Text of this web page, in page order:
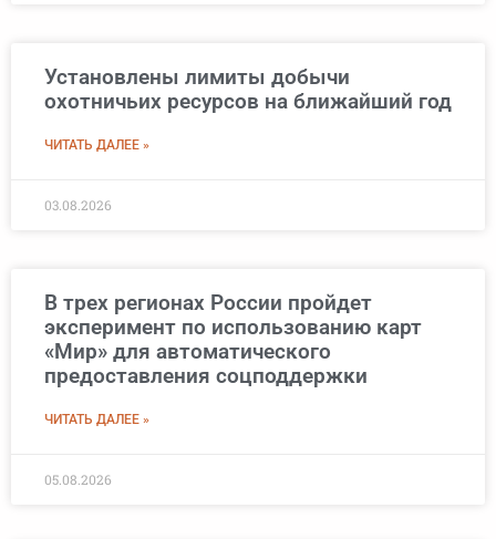
Установлены лимиты добычи
охотничьих ресурсов на ближайший год
ЧИТАТЬ ДАЛЕЕ »
03.08.2026
В трех регионах России пройдет
эксперимент по использованию карт
«Мир» для автоматического
предоставления соцподдержки
ЧИТАТЬ ДАЛЕЕ »
05.08.2026